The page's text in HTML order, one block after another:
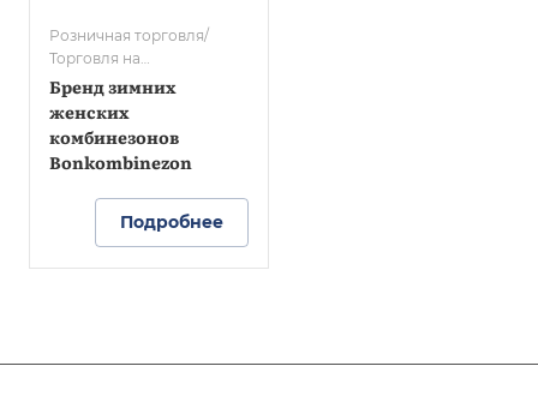
Розничная торговля/
Торговля на
маркетплейсах/Легкая
Бренд зимних
женских
комбинезонов
Bonkombinezon
Подробнее